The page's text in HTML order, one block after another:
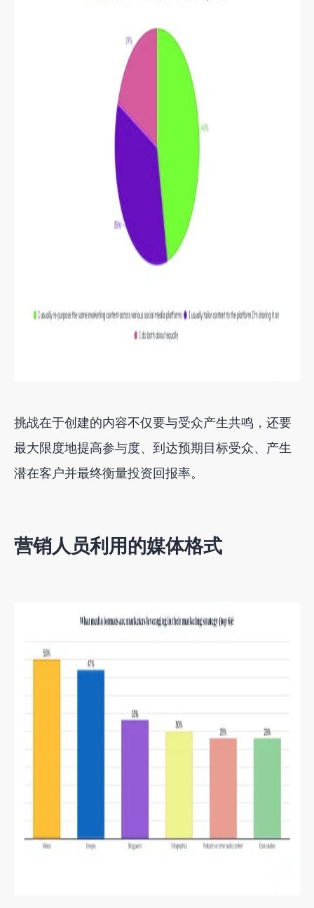
挑战在于创建的内容不仅要与受众产生共鸣，还要
最大限度地提高参与度、到达预期目标受众、产生
潜在客户并最终衡量投资回报率。
营销人员利用的媒体格式